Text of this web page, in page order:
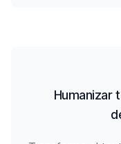
Humanizar